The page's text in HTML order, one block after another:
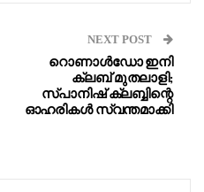
NEXT POST
റൊണാൾഡോ ഇനി
ക്ലബ് മുതലാളി;
സ്പാനിഷ് ക്ലബ്ബിന്റെ
ഓഹരികൾ സ്വന്തമാക്കി